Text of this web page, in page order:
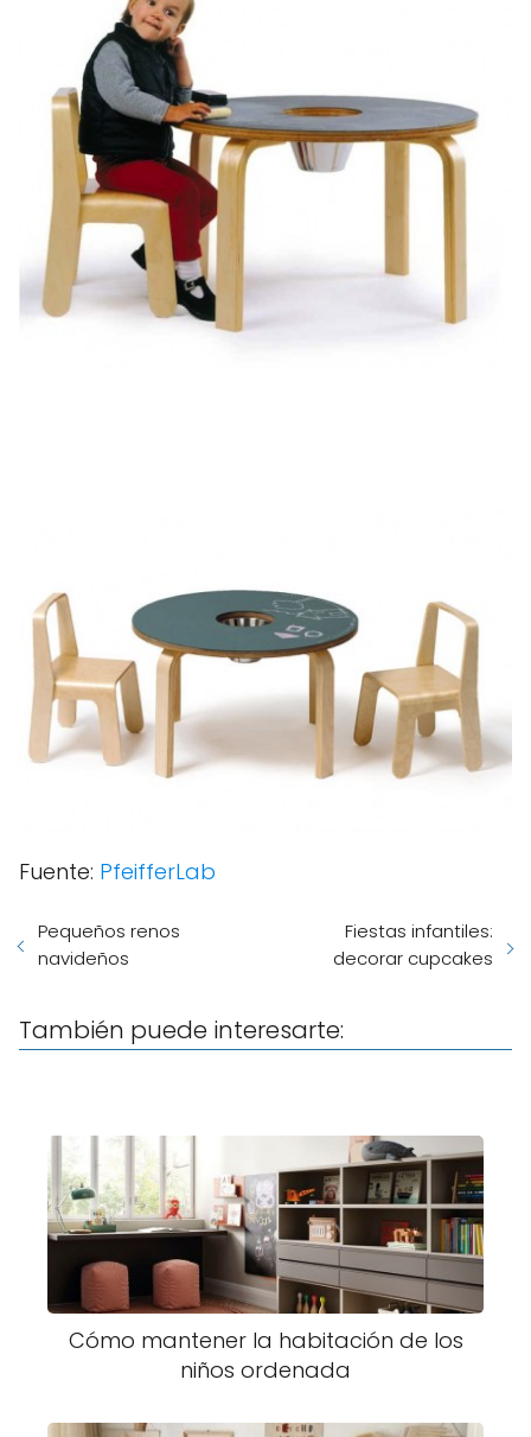
Fuente: PfeifferLab
Pequeños renos
navideños
Fiestas infantiles:
decorar cupcakes
También puede interesarte:
Cómo mantener la habitación de los
niños ordenada